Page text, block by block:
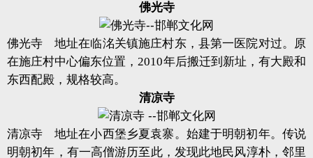
佛光寺
佛光寺 地址在临洺关镇施庄村东，县第一医院对过。原
在施庄村中心偏东位置，2010年后搬迁到新址，有大殿和
东西配殿，规格较高。
清凉寺
清凉寺 地址在小西堡乡夏袁寨。始建于明朝初年。传说
明朝初年，有一高僧游历至此，发现此地民风淳朴，邻里